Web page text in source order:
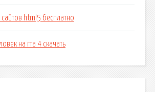
html5 бесплатно
на гта 4 скачать